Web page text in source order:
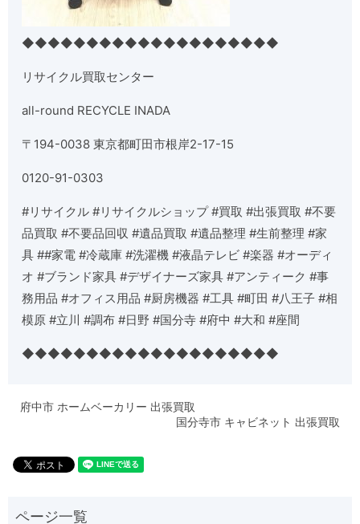
◆◆◆◆◆◆◆◆◆◆◆◆◆◆◆◆◆◆◆◆
リサイクル買取センター
all-round RECYCLE INADA
〒 194-0038東京都町田市根岸2-17-15
0120-91-0303
#リサイクル #リサイクルショップ#買取 #出張買取 #不要
品買取 #不要品回収 #遺品買取 #遺品整理 #生前整理 #家
具 ##家電 #冷蔵庫 #洗濯機 #液晶テレビ #楽器 #オーディ
オ #ブランド家具 #デザイナーズ家具 #アンティーク #事
務用品 #オフィス用品 #厨房機器 #工具 #町田 #八王子 #相
模原 #立川 #調布 #日野 #国分寺 #府中 #大和 #座間
◆◆◆◆◆◆◆◆◆◆◆◆◆◆◆◆◆◆◆◆
府中市 ホームベーカリー 出張買取
国分寺市 キャビネット 出張買取